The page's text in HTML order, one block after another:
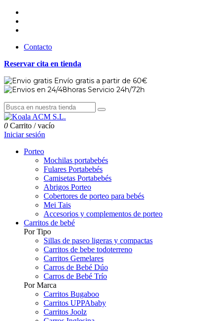
Contacto
Reservar cita en tienda
Envío gratis a partir de 60€
Servicio 24h/72h
0 Carrito /vacío
Iniciar sesión
Porteo
Mochilas portabebés
Fulares Portabebés
Camisetas Portabebés
Abrigos Porteo
Cobertores de porteo para bebés
Mei Tais
Accesorios y complementos de porteo
Carritos de bebé
Por Tipo
Sillas de paseo ligeras y compactas
Carritos de bebe todoterreno
Carritos Gemelares
Carros de Bebé Dúo
Carros de Bebé Trío
Por Marca
Carritos Bugaboo
Carritos UPPAbaby
Carritos Joolz